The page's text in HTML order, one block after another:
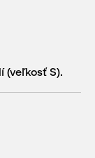
(veľkosť S).